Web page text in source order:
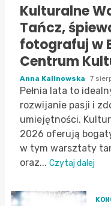
Kulturalne
Tańcz,
fotografuj w
Centrum
Anna Kalinowska 7
Pełnia lata to
rozwijanie pasji i
umiejętności.
2026 oferują
w tym warsztaty
oraz... Czytaj dalej